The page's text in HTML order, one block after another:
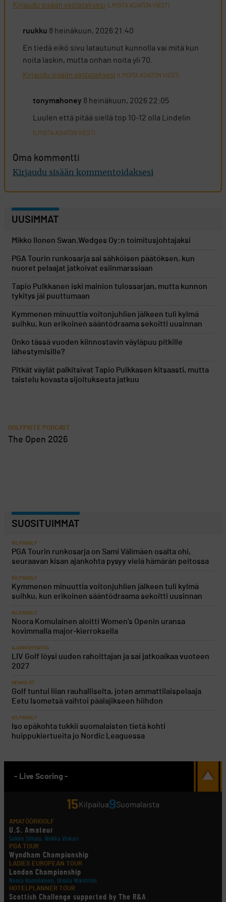
Kirjaudu sisään vastataksesi ILMOITA ASIATON VIESTI
ruukku 8 heinäkuun, 2026 21:40
En tiedä eikö sivu latautunut kunnolla vai mitä kun
noita laskin, mutta onhan noita yli 70.
Kirjaudu sisään vastataksesi ILMOITA ASIATON VIESTI
tonymahoney 8 heinäkuun, 2026 22:05
Luulen että pitää siellä top 10-12 olla Lindelin
ILMOITA ASIATON VIESTI
Oma kommentti
Kirjaudu sisään kommentoidaksesi
UUSIMMAT
Mikko Ilonen Swan.Wedges Oy:n toimitusjohtajaksi
PGA Tourin runkosarja sai sähköisen päätöksen, kun
nuoret pelaajat jatkoivat esiinmarssiaan
Tapio Pulkkanen iski mainion tulossarjan, mutta kunnon
tykitys jäi puuttumaan
Kymmenen minuuttia voitonjuhlien jälkeen tuli kylmä
suihku, kun erikoinen sääntödraama sekoitti uusinnan
Onko tässä vuoden kiinnostavin väyläpuu pitkille
lähestymisille?
Pitkät väylät palkitsivat Tapio Pulkkasen kitsaasti, mutta
taistelu kovasta sijoituksesta jatkuu
GOLFPISTE PODCAST
The Open 2026
SUOSITUIMMAT
KILPAGOLF
PGA Tourin runkosarja on Sami Välimäen osalta ohi,
seuraavan kisan ajankohta pysyy vielä hämärän peitossa
KILPAGOLF
Kymmenen minuuttia voitonjuhlien jälkeen tuli kylmä
suihku, kun erikoinen sääntödraama sekoitti uusinnan
KILPAGOLF
Noora Komulainen aloitti Women’s Openin uransa
kovimmalla major-kierroksella
AJANKOHTAISTA
LIV Golf löysi uuden rahoittajan ja sai jatkoaikaa vuoteen
2027
HENKILÖT
Golf tuntui liian rauhalliselta, joten ammattilaispelaaja
Eetu Isometsä vaihtoi päälajikseen hiihdon
KILPAGOLF
Iso epäkohta tukkii suomalaisten tietä kohti
huippukiertueita jo Nordic Leaguessa
- Live Scoring -
15 Kilpailua9Suomalaista
AMATÖÖRIGOLF
U.S. Amateur
Sakke Siltala, Veikka Viskari
PGA TOUR
Wyndham Championship
LADIES EUROPEAN TOUR
London Championship
Noora Komulainen, Ursula Wikström
HOTELPLANNER TOUR
Scottish Challenge supported by The R&A